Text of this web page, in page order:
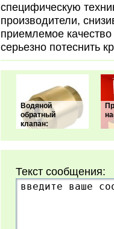
специфическую
производители,
приемлемое
серьезно потеснить
Водяной
обратный
клапан:
Текст сообщения: